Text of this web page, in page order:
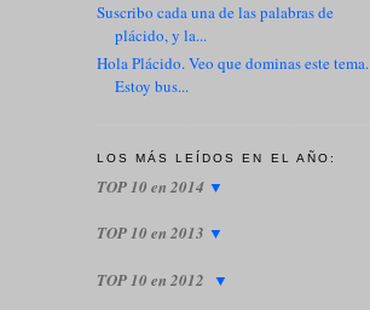
Suscribo cada una de las palabras de
plácido, y la...
Hola Plácido. Veo que dominas este tema.
Estoy bus...
LOS MÁS LEÍDOS EN EL AÑO:
TOP 10 en 2014 ▼
TOP 10 en 2013 ▼
TOP 10 en 2012 ▼